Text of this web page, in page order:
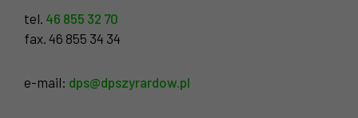
tel. 46 855 32 70
fax. 46 855 34 34
e-mail: dps@dpszyrardow.pl